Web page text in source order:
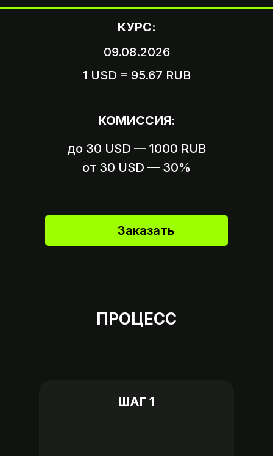
КОМИССИЯ:
КУРС:
09.08.2026
1 USD = 95.67 RUB
Заказать
до 30 USD — 1000 RUB
от 30 USD — 30%
ПРОЦЕСС
ШАГ 1
от вашего аккаунта
Вариант 2
Пришлите ссылку на оплату,